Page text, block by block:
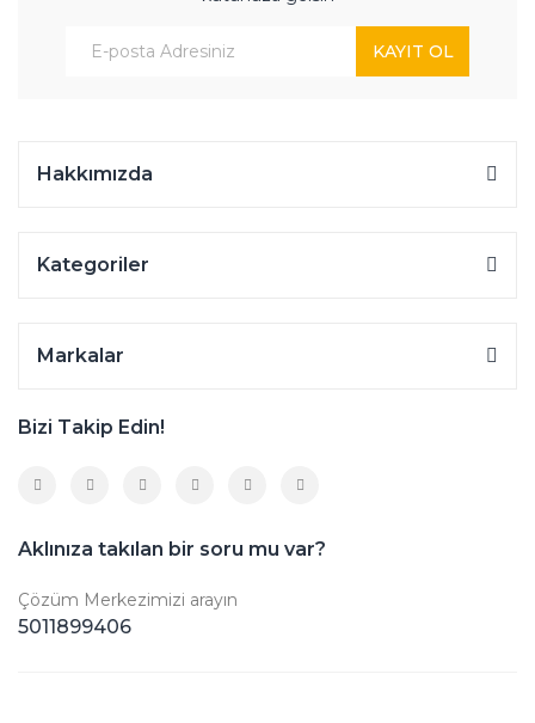
KAYIT OL
Hakkımızda
Kategoriler
Markalar
Bizi Takip Edin!
Aklınıza takılan bir soru mu var?
Çözüm Merkezimizi arayın
5011899406